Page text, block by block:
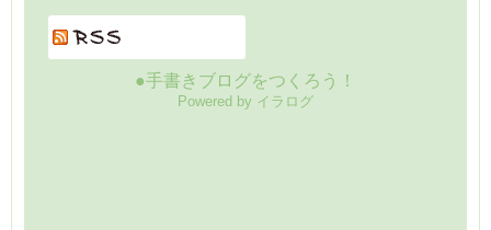
●手書きブログをつくろう！
Powered by イラログ